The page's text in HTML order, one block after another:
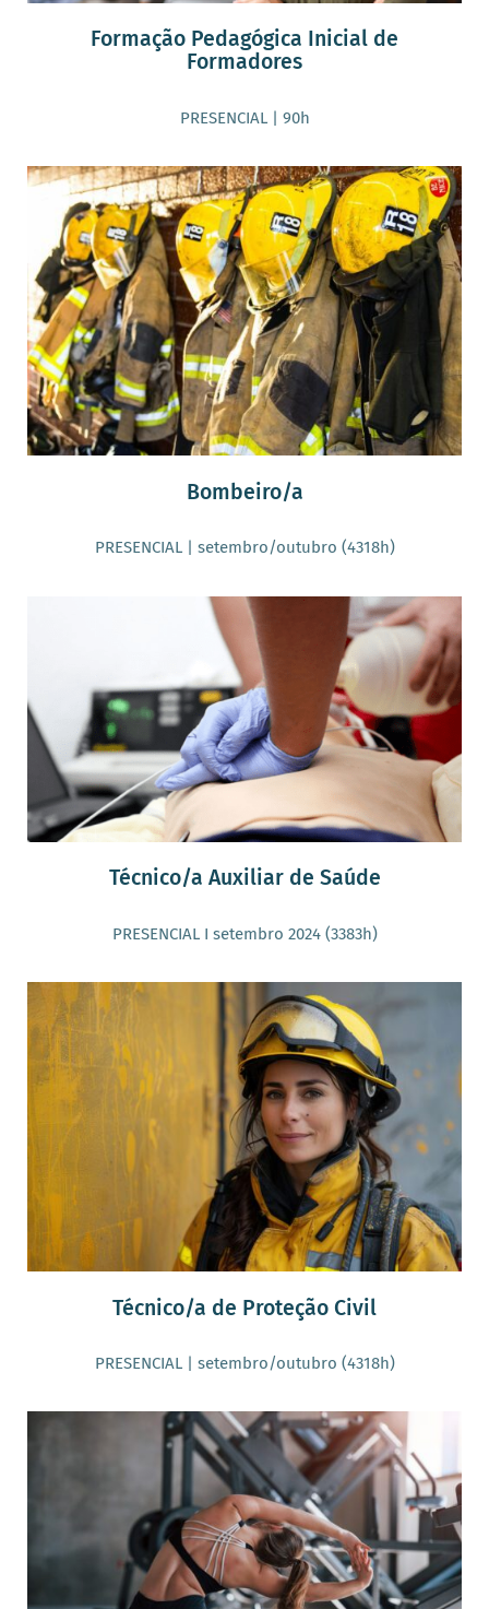
Formação Pedagógica Inicial de
Formadores
PRESENCIAL | 90h
Bombeiro/a
PRESENCIAL | setembro/outubro (4318h)
Técnico/a Auxiliar de Saúde
PRESENCIAL I setembro 2024 (3383h)
Técnico/a de Proteção Civil
PRESENCIAL | setembro/outubro (4318h)